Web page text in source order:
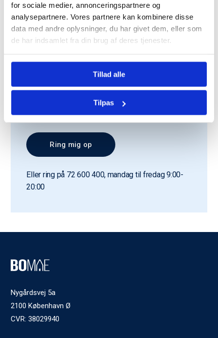
for sociale medier, annonceringspartnere og
analysepartnere. Vores partnere kan kombinere disse
data med andre oplysninger, du har givet dem, eller som
de har indsamlet fra din brug af deres tjenester.
Tillad alle
Tilpas
Du kan læse mere om, hvordan Bomae
behandler dine personoplysninger i vores
Eller ring på 72 600 400, mandag til fredag 9:00-
20:00
Nygårdsvej 5a
2100 København Ø
CVR: 38029940